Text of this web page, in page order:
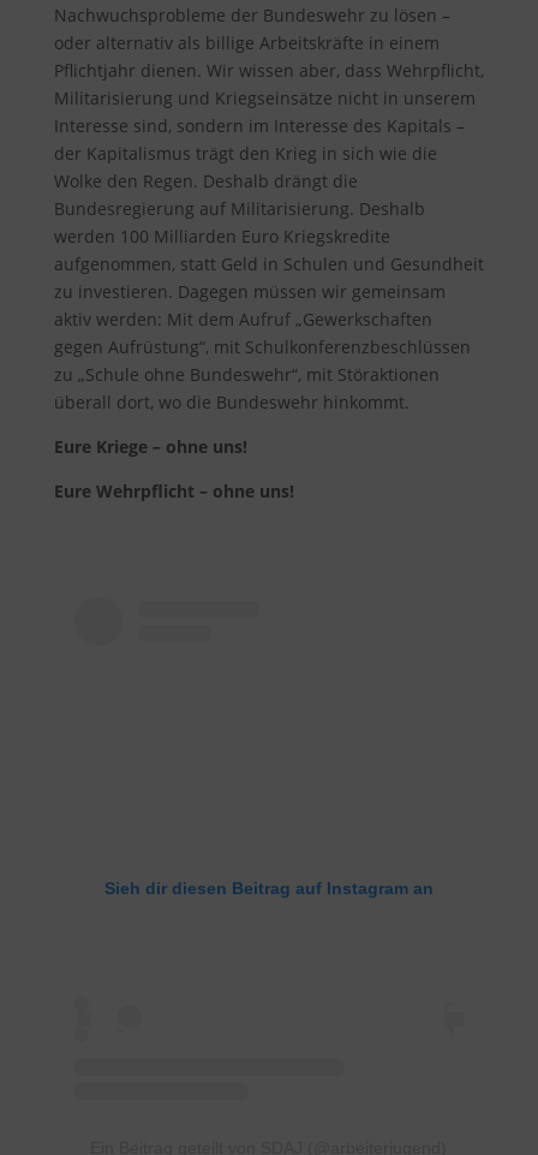
Nachwuchsprobleme der Bundeswehr zu lösen –
oder alternativ als billige Arbeitskräfte in einem
Pflichtjahr dienen. Wir wissen aber, dass Wehrpflicht,
Militarisierung und Kriegseinsätze nicht in unserem
Interesse sind, sondern im Interesse des Kapitals –
der Kapitalismus trägt den Krieg in sich wie die
Wolke den Regen. Deshalb drängt die
Bundesregierung auf Militarisierung. Deshalb
werden 100 Milliarden Euro Kriegskredite
aufgenommen, statt Geld in Schulen und Gesundheit
zu investieren. Dagegen müssen wir gemeinsam
aktiv werden: Mit dem Aufruf „Gewerkschaften
gegen Aufrüstung“, mit Schulkonferenzbeschlüssen
zu „Schule ohne Bundeswehr“, mit Störaktionen
überall dort, wo die Bundeswehr hinkommt.
Eure Kriege – ohne uns!
Eure Wehrpflicht – ohne uns!
Sieh dir diesen Beitrag auf Instagram an